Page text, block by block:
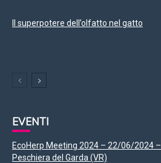
Il superpotere dell’olfatto nel gatto
EVENTI
EcoHerp Meeting 2024 – 22/06/2024 –
Peschiera del Garda (VR)